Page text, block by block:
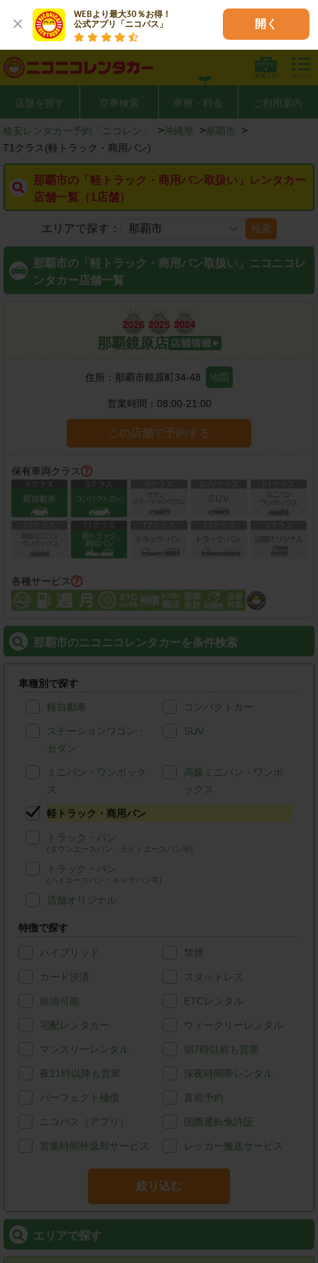
WEBより最大30％お得！
公式アプリ「ニコパス」
開く
店舗を探す 空車検索 車種・料金 ご利用案内
格安レンタカー予約「ニコレン」 >沖縄県 >那覇市 >
T1クラス(軽トラック・商用バン)
那覇市の「軽トラック・商用バン取扱い」レンタカー
店舗一覧（1店舗）
エリアで探す： 検索
那覇市の「軽トラック・商用バン取扱い」ニコニコレ
ンタカー店舗一覧
那覇鏡原店
住所： 那覇市鏡原町34-48 地図
営業時間： 08:00-21:00
この店舗で予約する
保有車両クラス
各種サービス
那覇市のニコニコレンタカーを条件検索
車種別で探す
軽自動車 コンパクトカー
ステーションワゴン・
セダン
SUV
ミニバン・ワンボック
ス
高級ミニバン・ワンボ
ックス
軽トラック・商用バン
トラック・バン
(タウンエースバン、ライトエースバン等)
トラック・バン
(ハイエースバン・キャラバン等)
店舗オリジナル
特徴で探す
ハイブリッド 禁煙
カード決済 スタッドレス
給油可能 ETCレンタル
宅配レンタカー ウィークリーレンタル
マンスリーレンタル 朝7時以前も営業
夜21時以降も営業 深夜時間帯レンタル
パーフェクト補償 直前予約
ニコパス（アプリ） 国際運転免許証
営業時間外返却サービス レッカー搬送サービス
絞り込む
エリアで探す